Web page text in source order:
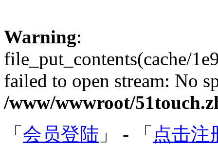
Warning:
file_put_contents(cache/
failed to open stream: No
/www/wwwroot/
「 会员登陆 」 - 「 点击注